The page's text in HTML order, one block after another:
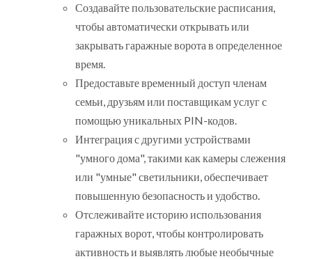
Создавайте пользовательские расписания,
чтобы автоматически открывать или
закрывать гаражные ворота в определенное
время.
Предоставьте временный доступ членам
семьи, друзьям или поставщикам услуг с
помощью уникальных PIN-кодов.
Интеграция с другими устройствами
"умного дома", такими как камеры слежения
или "умные" светильники, обеспечивает
повышенную безопасность и удобство.
Отслеживайте историю использования
гаражных ворот, чтобы контролировать
активность и выявлять любые необычные